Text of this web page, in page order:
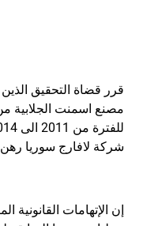
قرر قضاة التحقيق
مصنع اسمنت الجلابية
شركة لافارج سوريا رهن
إن الإتهامات